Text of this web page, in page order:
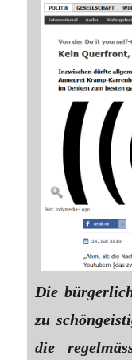
Die
zu
die